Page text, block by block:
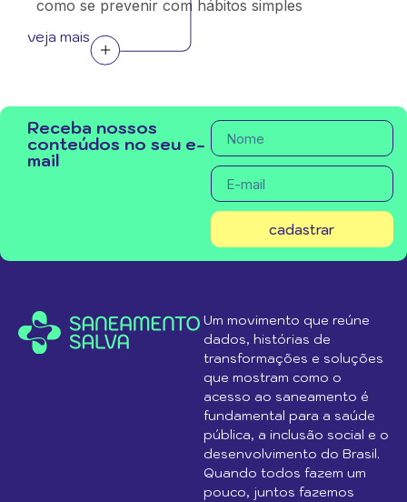
como se prevenir com hábitos simples
veja mais
Receba nossos
conteúdos no seu e-
mail
cadastrar
Um movimento que reúne
dados, histórias de
transformações e soluções
que mostram como o
acesso ao saneamento é
fundamental para a saúde
pública, a inclusão social e o
desenvolvimento do Brasil.
Quando todos fazem um
pouco, juntos fazemos